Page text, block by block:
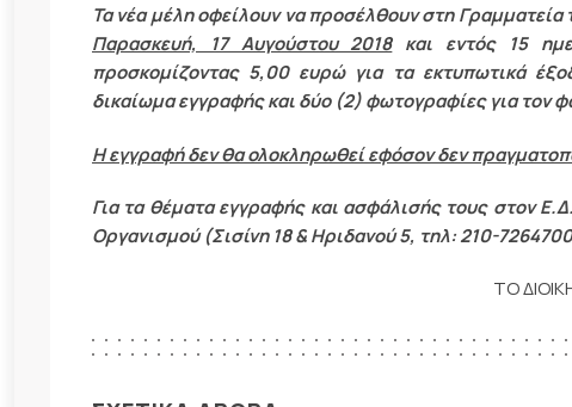
Τα νέα μέλη οφείλουν να προσέλθουν στη
Παρασκευή, 17 Αυγούστου 2018και εντός 15
προσκομίζοντας 5,00 ευρώ για τα εκτυπωτικά
δικαίωμα εγγραφής και δύο (2) φωτογραφίες για τον
Η εγγραφή δεν θα ολοκληρωθεί εφόσον δεν
Για τα θέματα εγγραφής και ασφάλισής τους στον
Οργανισμού (Σισίνη 18 & Ηριδανού 5, τηλ: 210-
ΤΟ